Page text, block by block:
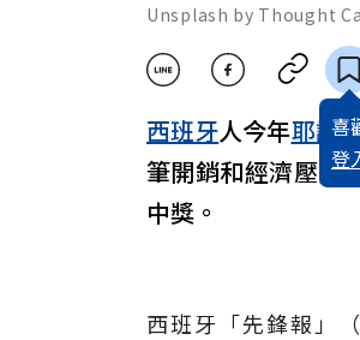
Unsplash by Thought
喜
登
西班牙人今年耶誕
筆開銷和經濟壓力
中獎。
西班牙「先鋒報」